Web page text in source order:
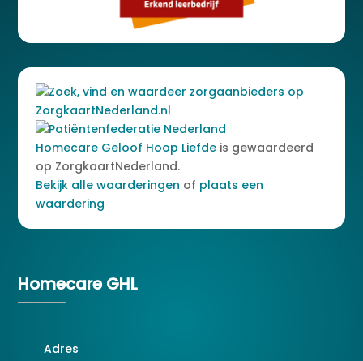
Homecare Geloof Hoop Liefde is gewaardeerd
op ZorgkaartNederland.
Bekijk alle waarderingen of plaats een
waardering
Homecare GHL
Adres